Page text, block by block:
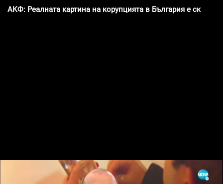
АКФ: Реалната картина на корупцията в България е скрита